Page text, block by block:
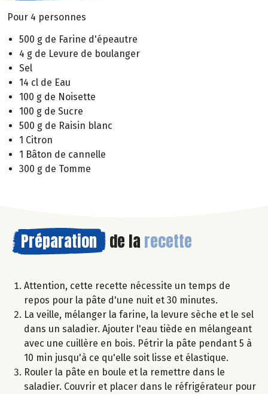
Pour 4 personnes
500 g de Farine d'épeautre
4 g de Levure de boulanger
Sel
14 cl de Eau
100 g de Noisette
100 g de Sucre
500 g de Raisin blanc
1 Citron
1 Bâton de cannelle
300 g de Tomme
Préparation de la recette
Attention, cette recette nécessite un temps de
repos pour la pâte d'une nuit et 30 minutes.
La veille, mélanger la farine, la levure sèche et le sel
dans un saladier. Ajouter l'eau tiède en mélangeant
avec une cuillère en bois. Pétrir la pâte pendant 5 à
10 min jusqu'à ce qu'elle soit lisse et élastique.
Rouler la pâte en boule et la remettre dans le
saladier. Couvrir et placer dans le réfrigérateur pour